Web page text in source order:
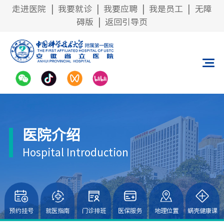
走进医院 我要就诊 我要应聘 我是员工
无障
碍版
返回引导页
医院介绍
Hospital Introduction
预约挂号 就医指南 门诊排班 医保服务 地理位置 蜗壳健康课